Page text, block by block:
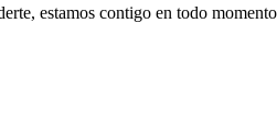
estamos contigo en todo